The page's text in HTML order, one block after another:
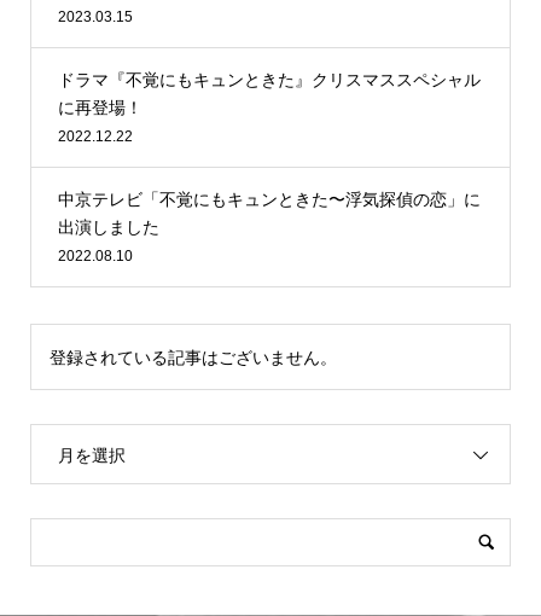
2023.03.15
ドラマ『不覚にもキュンときた』クリスマススペシャル
に再登場！
2022.12.22
中京テレビ「不覚にもキュンときた〜浮気探偵の恋」に
出演しました
2022.08.10
登録されている記事はございません。
月を選択